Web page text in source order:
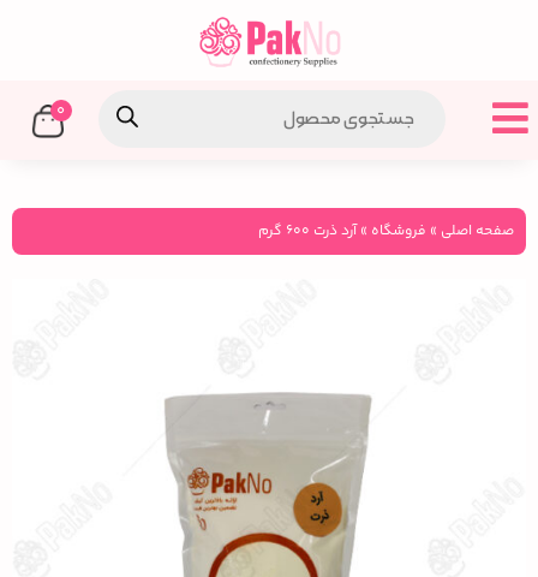
0
صفحه اصلی » فروشگاه »آرد ذرت ۶۰۰ گرم